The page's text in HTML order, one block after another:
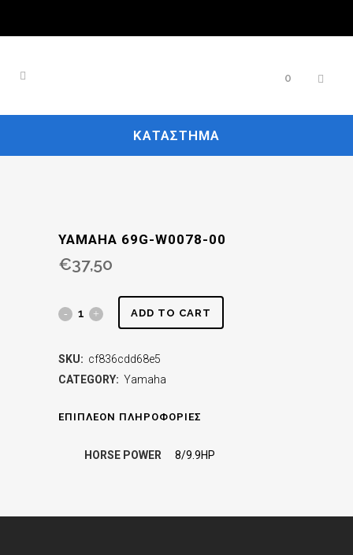
0
ΚΑΤΆΣΤΗΜΑ
YAMAHA 69G-W0078-00
€37,50
ADD TO CART
SKU: cf836cdd68e5
CATEGORY: Yamaha
ΕΠΙΠΛΈΟΝ ΠΛΗΡΟΦΟΡΊΕΣ
HORSE POWER 8/9.9HP